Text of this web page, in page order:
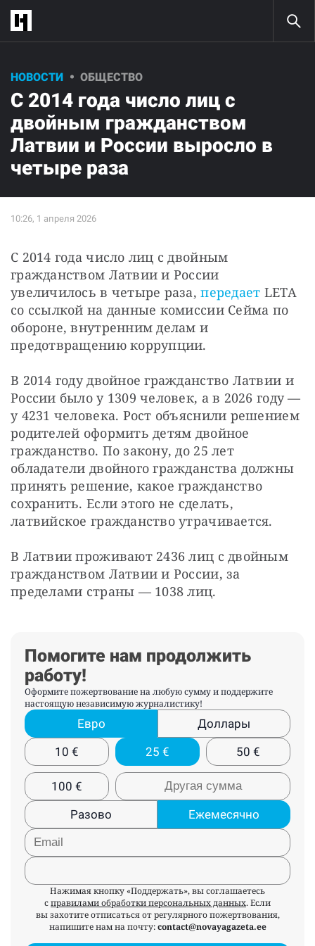
НОВОСТИ ОБЩЕСТВО
С 2014 года число лиц с
двойным гражданством
Латвии и России выросло в
четыре раза
С 2014 года число лиц с двойным
гражданством Латвии и России
увеличилось в четыре раза, передает LETA
со ссылкой на данные комиссии Сейма по
обороне, внутренним делам и
предотвращению коррупции.
В 2014 году двойное гражданство Латвии и
России было у 1309 человек, а в 2026 году —
у 4231 человека. Рост объяснили решением
родителей оформить детям двойное
гражданство. По закону, до 25 лет
обладатели двойного гражданства должны
принять решение, какое гражданство
сохранить. Если этого не сделать,
латвийское гражданство утрачивается.
В Латвии проживают 2436 лиц с двойным
гражданством Латвии и России, за
пределами страны — 1038 лиц.
Помогите нам продолжить
работу!
Оформите пожертвование на любую сумму и поддержите
настоящую независимую журналистику!
Евро
Доллары
10 € 25 € 50 €
100 €
Разово
Ежемесячно
Нажимая кнопку «Поддержать», вы соглашаетесь
справилами обработки персональных данных. Если
вы захотите отписаться от регулярного пожертвования,
напишите нам на почту:contact@novayagazeta.ee